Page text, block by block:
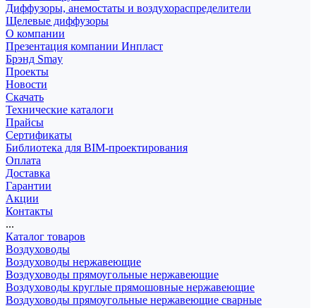
Диффузоры, анемостаты и воздухораспределители
Щелевые диффузоры
О компании
Презентация компании Инпласт
Брэнд Smay
Проекты
Новости
Скачать
Технические каталоги
Прайсы
Сертификаты
Библиотека для BIM-проектирования
Оплата
Доставка
Гарантии
Акции
Контакты
...
Каталог товаров
Воздуховоды
Воздуховоды нержавеющие
Воздуховоды прямоугольные нержавеющие
Воздуховоды круглые прямошовные нержавеющие
Воздуховоды прямоугольные нержавеющие сварные